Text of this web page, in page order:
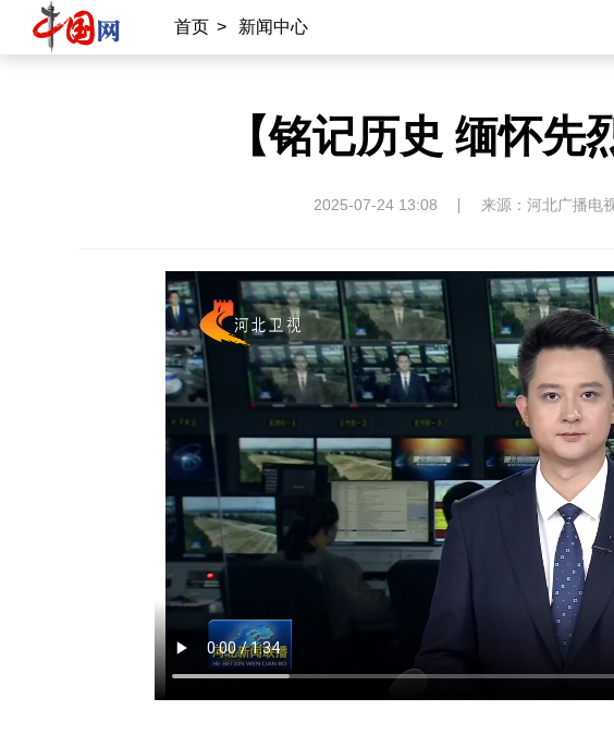
首页 > 新闻中心
【铭记历史 缅怀
2025-07-24 13:08 来源：河北广播电